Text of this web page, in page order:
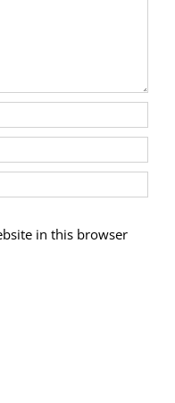
in this browser